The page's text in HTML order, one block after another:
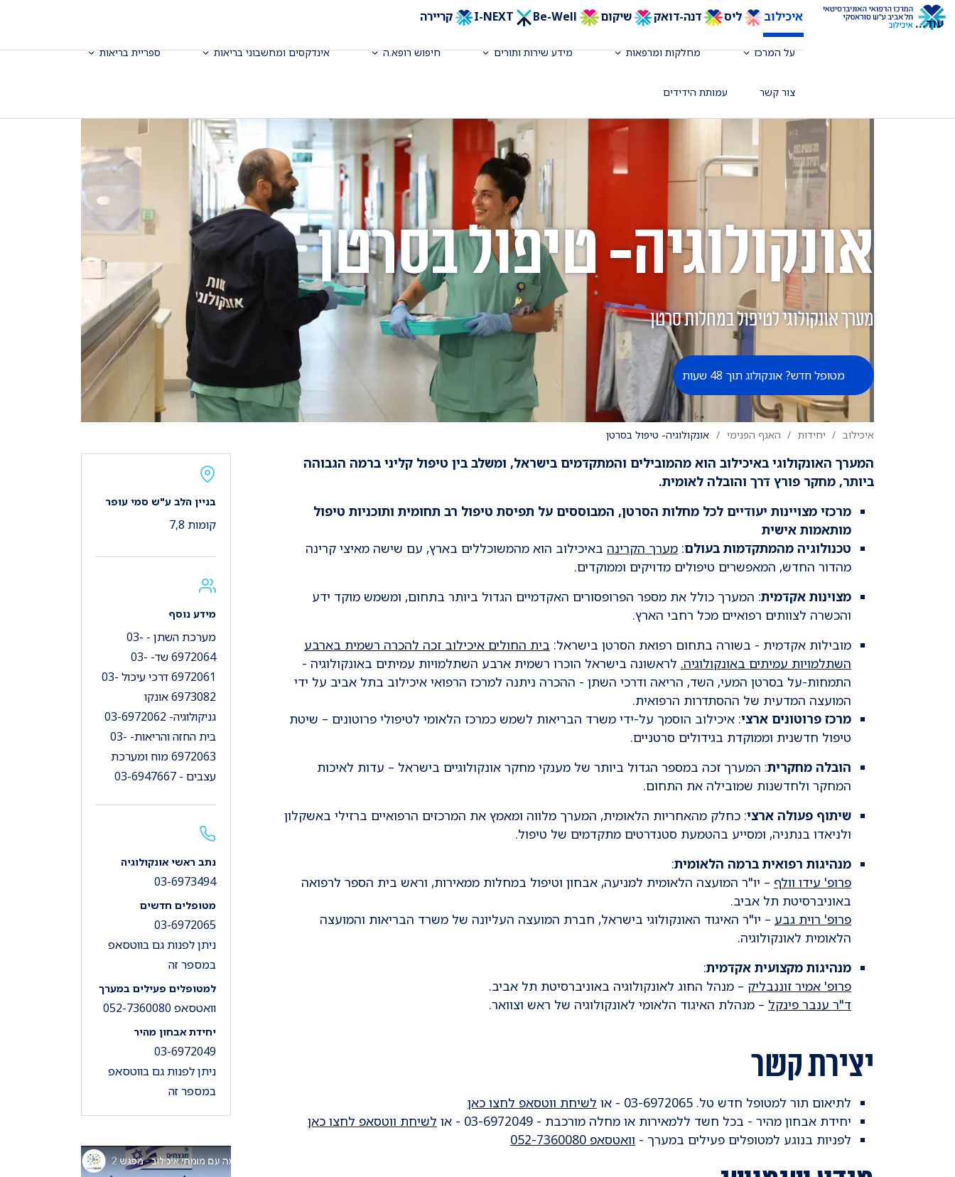
איכילוב ליס דנה-דואק שיקום Be-Well קריירה
על המרכז מחלקות ומרפאות מידע שירות ותורים חיפוש רופא.ה אינדקסים ומחשבוני בריאות ספריית בריאות
צור קשר עמותת הידידים
עוד...
אונקולוגיה- טיפול בסרטן
מערך אונקולוגי לטיפול במחלות סרטן
מטופל חדש? אונקולוג תוך 48 שעות
איכילוב יחידות האגף הפנימי אונקולוגיה- טיפול בסרטן
המערך האונקולוגי באיכילוב הוא מהמובילים והמתקדמים בישראל, ומשלב בין טיפול קליני ברמה הגבוהה
ביותר, מחקר פורץ דרך והובלה לאומית.
מרכזי מצויינות יעודיים לכל מחלות הסרטן, המבוססים על תפיסת טיפול רב תחומית ותוכניות טיפול
מותאמות אישית
טכנולוגיה מהמתקדמות בעולם: מערך הקרינה באיכילוב הוא מהמשוכללים בארץ, עם שישה מאיצי קרינה
מהדור החדש, המאפשרים טיפולים מדויקים וממוקדים.
מצוינות אקדמית: המערך כולל את מספר הפרופסורים האקדמיים הגדול ביותר בתחום, ומשמש מוקד ידע
והכשרה לצוותים רפואיים מכל רחבי הארץ.
מובילות אקדמית - בשורה בתחום רפואת הסרטן בישראל: בית החולים איכילוב זכה להכרה רשמית בארבע
השתלמויות עמיתים באונקולוגיה. לראשונה בישראל הוכרו רשמית ארבע השתלמויות עמיתים באונקולוגיה -
התמחות-על בסרטן המעי, השד, הריאה ודרכי השתן - ההכרה ניתנה למרכז הרפואי איכילוב בתל אביב על ידי
המועצה המדעית של ההסתדרות הרפואית.
מרכז פרוטונים ארצי: איכילוב הוסמך על-ידי משרד הבריאות לשמש כמרכז הלאומי לטיפולי פרוטונים – שיטת
טיפול חדשנית וממוקדת בגידולים סרטניים.
הובלה מחקרית: המערך זכה במספר הגדול ביותר של מענקי מחקר אונקולוגיים בישראל – עדות לאיכות
המחקר ולחדשנות שמובילה את התחום.
שיתוף פעולה ארצי: כחלק מהאחריות הלאומית, המערך מלווה ומאמץ את המרכזים הרפואיים ברזילי באשקלון
ולניאדו בנתניה, ומסייע בהטמעת סטנדרטים מתקדמים של טיפול.
מנהיגות רפואית ברמה הלאומית:
פרופ' עידו וולף – יו"ר המועצה הלאומית למניעה, אבחון וטיפול במחלות ממאירות, וראש בית הספר לרפואה
באוניברסיטת תל אביב.
פרופ' רוית גבע – יו"ר האיגוד האונקולוגי בישראל, חברת המועצה העליונה של משרד הבריאות והמועצה
הלאומית לאונקולוגיה.
מנהיגות מקצועית אקדמית:
פרופ' אמיר זוננבליק – מנהל החוג לאונקולוגיה באוניברסיטת תל אביב.
ד"ר ענבר פינקל – מנהלת האיגוד הלאומי לאונקולוגיה של ראש וצוואר.
יצירת קשר
לתיאום תור למטופל חדש טל. 03-6972065 - או
לשיחת ווטסאפ לחצו כאן
יחידת אבחון מהיר - בכל חשד ללמאירות או מחלה מורכבת - 03-6972049 - או
לשיחת ווטסאפ לחצו כאן
לפניות בנוגע למטופלים פעילים במערך - וואטסאפ 052-7360080
בניין הלב ע"ש סמי עופר
קומות 7,8
מידע נוסף
מערכת השתן - 03-
6972064 שד- 03-
6972061 דרכי עיכול 03-
6973082 אונקו
גניקולוגיה- 03-6972062
בית החזה והריאות- 03-
6972063 מוח ומערכת
עצבים - 03-6947667
נתב ראשי אונקולוגיה
03-6973494
מטופלים חדשים
03-6972065
ניתן לפנות גם בווטסאפ
במספר זה
למטופלים פעילים במערך
וואטסאפ 052-7360080
יחידת אבחון מהיר
03-6972049
ניתן לפנות גם בווטסאפ
במספר זה